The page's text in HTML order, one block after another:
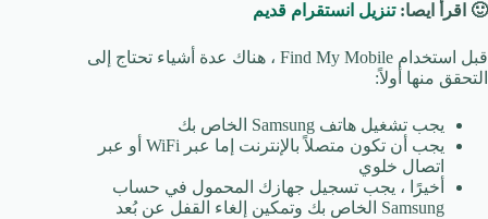
🙂 اقرأ ايصا:تنزيل انستقرام قديم
قبل استخدام Find My Mobile ، هناك عدة أشياء تحتاج إلى
التحقق منها أولاً:
يجب تشغيل هاتف Samsung الخاص بك
يجب أن تكون متصلاً بالإنترنت إما عبر WiFi أو عبر
اتصال خلوي
أخيرًا ، يجب تسجيل جهازك المحمول في حساب
Samsung الخاص بك وتمكين إلغاء القفل عن بُعد